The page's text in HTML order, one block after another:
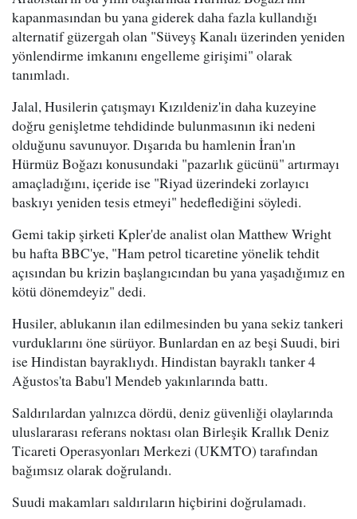
kapanmasından bu yana giderek daha fazla kullandığı
alternatif güzergah olan "Süveyş Kanalı üzerinden yeniden
yönlendirme imkanını engelleme girişimi" olarak
tanımladı.
Jalal, Husilerin çatışmayı Kızıldeniz'in daha kuzeyine
doğru genişletme tehdidinde bulunmasının iki nedeni
olduğunu savunuyor. Dışarıda bu hamlenin İran'ın
Hürmüz Boğazı konusundaki "pazarlık gücünü" artırmayı
amaçladığını, içeride ise "Riyad üzerindeki zorlayıcı
baskıyı yeniden tesis etmeyi" hedeflediğini söyledi.
Gemi takip şirketi Kpler'de analist olan Matthew Wright
bu hafta BBC'ye, "Ham petrol ticaretine yönelik tehdit
açısından bu krizin başlangıcından bu yana yaşadığımız en
kötü dönemdeyiz" dedi.
Husiler, ablukanın ilan edilmesinden bu yana sekiz tankeri
vurduklarını öne sürüyor. Bunlardan en az beşi Suudi, biri
ise Hindistan bayraklıydı. Hindistan bayraklı tanker 4
Ağustos'ta Babu'l Mendeb yakınlarında battı.
Saldırılardan yalnızca dördü, deniz güvenliği olaylarında
uluslararası referans noktası olan Birleşik Krallık Deniz
Ticareti Operasyonları Merkezi (UKMTO) tarafından
bağımsız olarak doğrulandı.
Suudi makamları saldırıların hiçbirini doğrulamadı.